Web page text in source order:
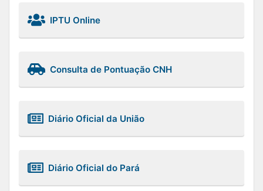
IPTU Online
Consulta de Pontuação CNH
Diário Oficial da União
Diário Oficial do Pará